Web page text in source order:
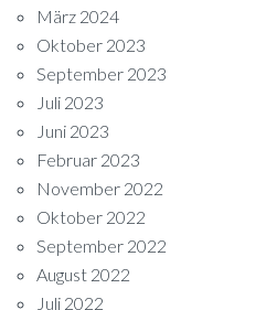
März 2024
Oktober 2023
September 2023
Juli 2023
Juni 2023
Februar 2023
November 2022
Oktober 2022
September 2022
August 2022
Juli 2022